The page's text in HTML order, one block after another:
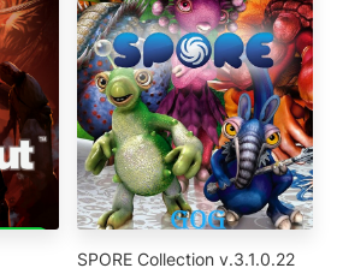
SPORE Collection v.3.1.0.22